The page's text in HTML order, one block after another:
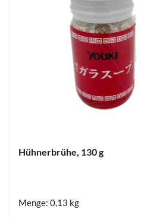
Hühnerbrühe, 130 g
Menge: 0,13 kg